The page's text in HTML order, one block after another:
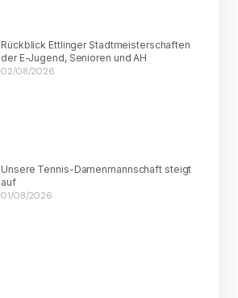
Rückblick Ettlinger Stadtmeisterschaften
der E-Jugend, Senioren und AH
02/08/2026
Unsere Tennis-Damenmannschaft steigt
auf
01/08/2026